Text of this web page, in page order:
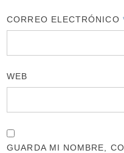
CORREO ELECTRÓNICO
WEB
GUARDA MI NOMBRE,